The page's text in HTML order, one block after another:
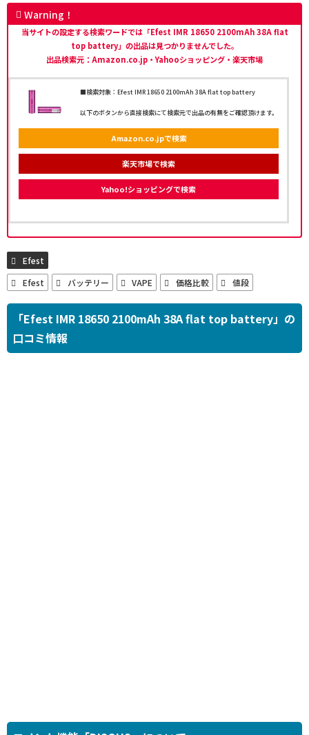
Warning！
当サイトの設定する検索ワードでは「Efest IMR 18650 2100mAh 38A flat
top battery」の出品は見つかりませんでした。
出品検索元：Amazon.co.jp・Yahooショッピング・楽天市場
■検索対象：Efest IMR 18650 2100mAh 38A flat top battery
以下のボタンから直接検索にて検索元で出品の有無をご確認頂けます。
Amazon.co.jpで検索
楽天市場で検索
Yahoo!ショッピングで検索
Efest
Efest
バッテリー VAPE 価格比較 値段
「Efest IMR 18650 2100mAh 38A flat top battery」の
口コミ情報